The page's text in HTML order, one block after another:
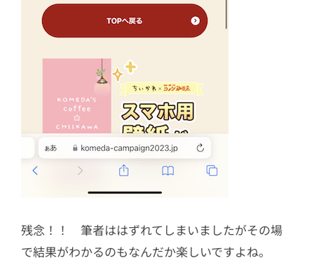
残念！！ 筆者ははずれてしまいましたがその場
で結果がわかるのもなんだか楽しいですよね。